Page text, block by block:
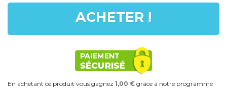
ACHETER !
En achetant ce produit vous gagnez 1,00 € grâce à notre programme